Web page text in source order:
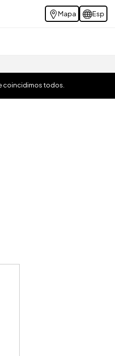
Mapa Esp
coincidimos todos.